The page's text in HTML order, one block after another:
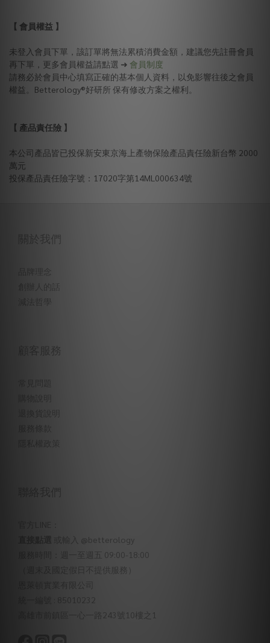
【 會員權益 】
未登入會員下單，該訂單將無法累積消費金額，建議您先註冊會員
再下單，更多會員權益請點選 ➜ 會員制度
請務必於會員中心填寫正確的基本個人資料，以免影響往後之會員
權益。Betterology®好研所 保有修改方案之權利。
【 產品責任險 】
本公司產品皆已投保新安東京海上產物保險產品責任險新台幣 2000
萬元
投保產品責任險字號：17020字第14ML000634號
關於我們
品牌理念
創辦人的話
減法哲學
顧客服務
或輸入 @betterology
服務時間：週一至週五 09:00-18:00
（週末及國定假日不提供服務）
統一編號 : 85010232
高雄市前鎮區一心一路243號10樓之1